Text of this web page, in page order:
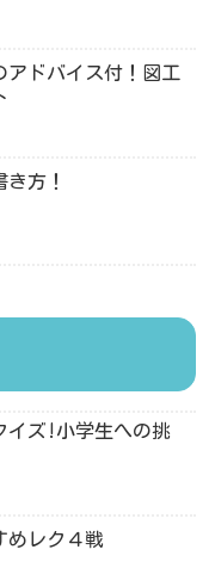
アドバイス付！図工
方！
イズ!小学生への挑
めレク４戦